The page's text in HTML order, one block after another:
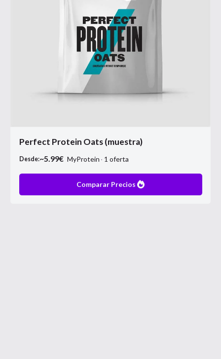
Perfect Protein Oats (muestra)
Desde:~5.99€ MyProtein 1 oferta
Comparar Precios